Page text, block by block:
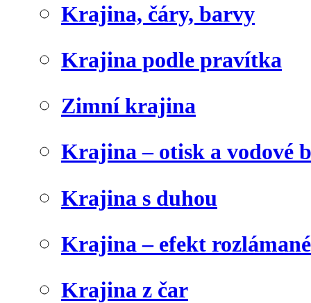
Krajina, čáry, barvy
Krajina podle pravítka
Zimní krajina
Krajina – otisk a vodové
Krajina s duhou
Krajina – efekt
Krajina z čar